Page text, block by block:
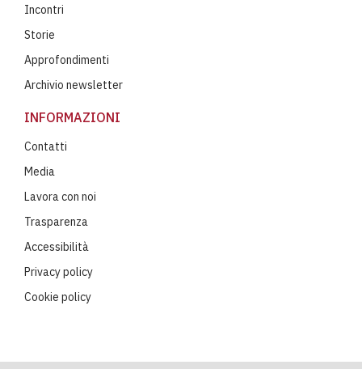
Incontri
Storie
Approfondimenti
Archivio newsletter
INFORMAZIONI
Contatti
Media
Lavora con noi
Trasparenza
Accessibilità
Privacy policy
Cookie policy